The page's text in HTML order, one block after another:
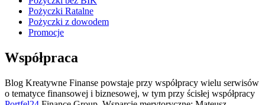
Pożyczki Ratalne
Pożyczki z dowodem
Promocje
Współpraca
Blog Kreatywne Finanse powstaje przy współpracy wielu serwisów
o tematyce finansowej i biznesowej, w tym przy ścisłej współpracy